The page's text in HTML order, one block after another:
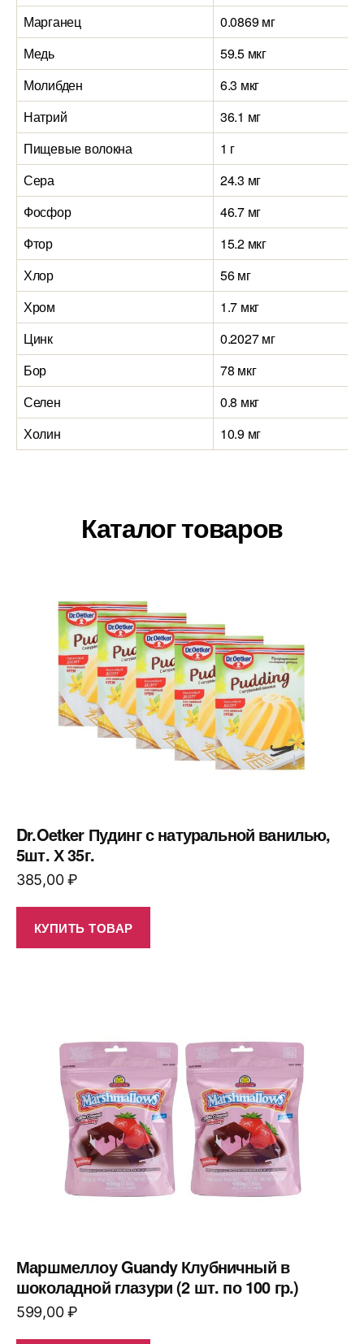
Марганец
0.0869 мг
Медь
59.5 мкг
Молибден
6.3 мкг
Натрий
36.1 мг
Пищевые волокна
1 г
Сера
24.3 мг
Фосфор
46.7 мг
Фтор
15.2 мкг
Хлор
56 мг
Хром
1.7 мкг
Цинк
0.2027 мг
Бор
78 мкг
Селен
0.8 мкг
Холин
10.9 мг
Каталог товаров
Dr.Oetker Пудинг с натуральной ванилью,
5шт. Х 35г.
385,00₽
КУПИТЬ ТОВАР
Маршмеллоу Guandy Клубничный в
шоколадной глазури (2 шт. по 100 гр.)
599,00₽